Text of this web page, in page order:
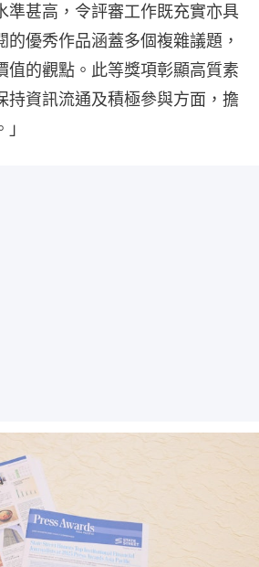
準甚高，令評審工作既充實亦具
的優秀作品涵蓋多個複雜議題，
值的觀點。此等獎項彰顯高質素
持資訊流通及積極參與方面，擔